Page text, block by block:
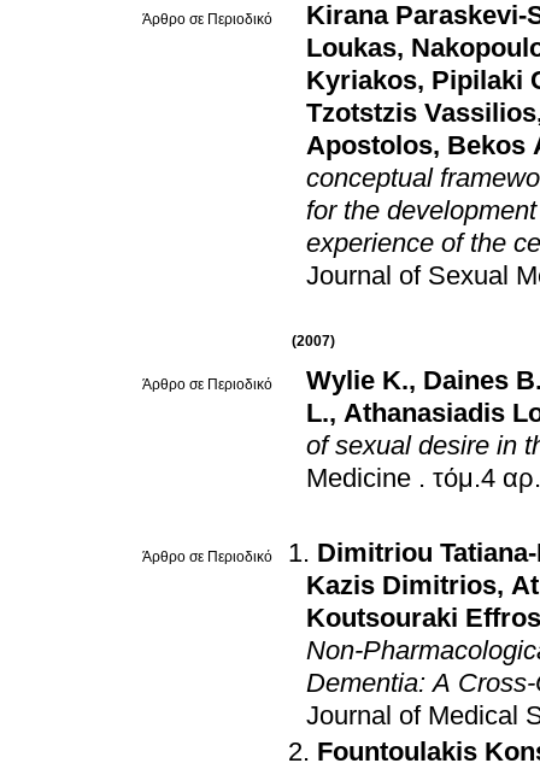
Άρθρο σε Περιοδικό
Kirana Paraskevi-
Loukas,
Kyriakos, Pipilaki
Tzotstzis Vassilios
Apostolos, Bekos
conceptual
for the
experience of the
Journal of Sexual
(2007)
Άρθρο σε Περιοδικό Wylie K., Daines
L., Athanasiadis
of sexual desire in
Medicine .
Άρθρο σε Περιοδικό
Dimitriou
Kazis Dimitrios,
Koutsouraki
Non-
Dementia: A
Journal of Medical
Fountoulakis